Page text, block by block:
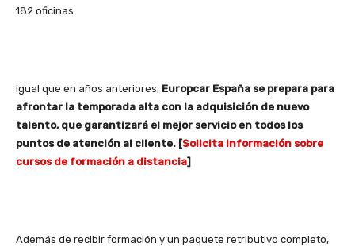
182 oficinas.
igual que en años anteriores, Europcar España se prepara para
afrontar la temporada alta con la adquisición de nuevo
talento, que garantizará el mejor servicio en todos los
puntos de atención al cliente. [Solicita información sobre
cursos de formación a distancia]
Además de recibir formación y un paquete retributivo completo,